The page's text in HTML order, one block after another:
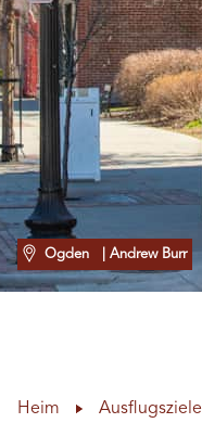
Ogden | Andrew Burr
Heim Ausflugsziele